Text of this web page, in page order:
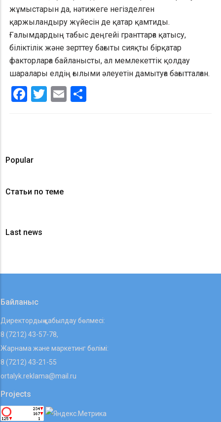
жұмыстарын да, нәтижеге негізделген
қаржыландыру жүйесін де қатар қамтиды.
Ғалымдардың табыс деңгейі гранттарға қатысу,
біліктілік және зерттеу бағыты сияқты бірқатар
факторларға байланысты, ал мемлекеттік қолдау
шаралары елдің ғылыми әлеуетін дамытуға бағытталған.
Facebook
Twitter
Email
Popular
Статьи по теме
Last news
Байланыс
Директордың қабылдау бөлмесі:
8 (7212) 43-57-78,
Жарнама және маркетинг бөлімі:
8 (7212) 43-21-55
ortalyk.reklama@mail.ru
Projects